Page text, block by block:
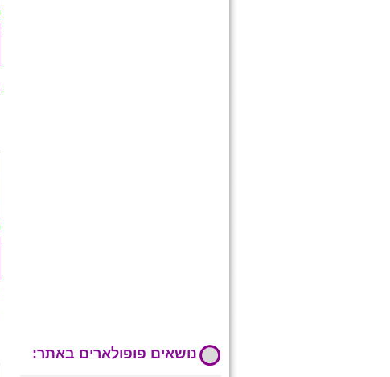
נושאים פופולארים באתר: